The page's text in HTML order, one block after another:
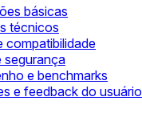
básicas
técnicos
compatibilidade
segurança
e benchmarks
e feedback do usuário